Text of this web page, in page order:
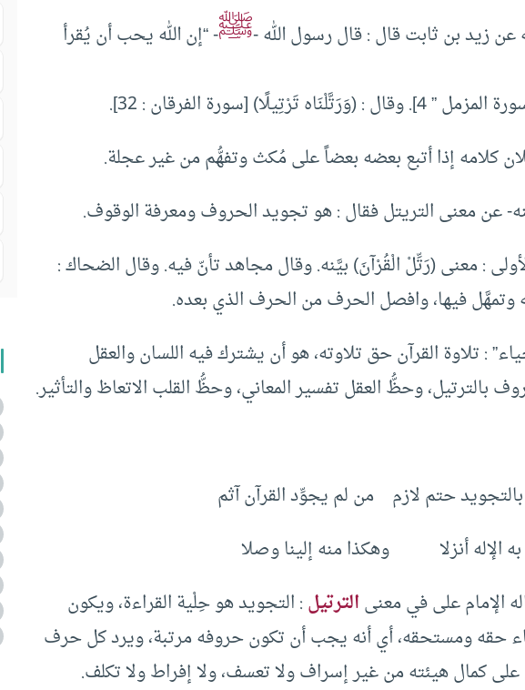
زيد بن ثابت قال : قال رسول الله -ﷺ- “إن الله يحب أن يُقرأ
[سورة الفرقان : 32].
كلامه إذا أتبع بعضه بعضاً على مُكث وتفهُّم من غير عجلة.
عن معنى التريتل فقال : هو تجويد الحروف ومعرفة الوقوف.
: معنى (رَتِّلْ الْقُرْآنَ) بيَّنه. وقال مجاهد تأنّ فيه. وقال الضحاك :
وتمهَّل فيها، وافصل الحرف من الحرف الذي بعده.
: تلاوة القرآن حق تلاوته، هو أن يشترك فيه اللسان والعقل
وحظُّ العقل تفسير المعاني، وحظُّ القلب الاتعاظ والتأثير.
حتم لازم من لم يجوِّد القرآن آثم
به الإله أنزلا وهكذا منه إلينا وصلا
الإمام على في معنىالترتيل: التجويد هو حِلْية القراءة، ويكون
ومستحقه، أي أنه يجب أن تكون حروفه مرتبة، ويرد كل حرف
كمال هيئته من غير إسراف ولا تعسف، ولا إفراط ولا تكلف.